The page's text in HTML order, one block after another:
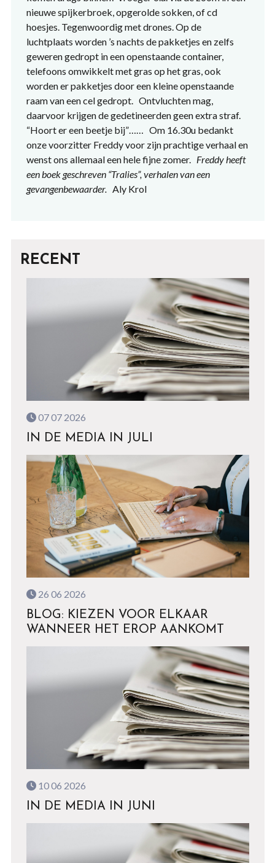
nieuwe spijkerbroek, opgerolde sokken, of cd
hoesjes. Tegenwoordig met drones. Op de
luchtplaats worden ’s nachts de pakketjes en zelfs
geweren gedropt in een openstaande container,
telefoons omwikkelt met gras op het gras, ook
worden er pakketjes door een kleine openstaande
raam van een cel gedropt. Ontvluchten mag,
daarvoor krijgen de gedetineerden geen extra straf.
“Hoort er een beetje bij”…… Om 16.30u bedankt
onze voorzitter Freddy voor zijn prachtige verhaal en
wenst ons allemaal een hele fijne zomer. Freddy heeft
een boek geschreven “Tralies”, verhalen van een
gevangenbewaarder.Aly Krol
RECENT
07 07 2026
IN DE MEDIA IN JULI
26 06 2026
BLOG: KIEZEN VOOR ELKAAR
WANNEER HET EROP AANKOMT
10 06 2026
IN DE MEDIA IN JUNI